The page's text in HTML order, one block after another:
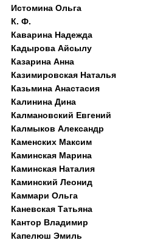
Истомина Ольга
К. Ф.
Каварина Надежда
Кадырова Айсылу
Казарина Анна
Казимировская Наталья
Казьмина Анастасия
Калинина Дина
Калмановский Евгений
Калмыков Александр
Каменских Максим
Каминская Марина
Каминская Наталия
Каминский Леонид
Каммари Ольга
Каневская Татьяна
Кантор Владимир
Капелюш Эмиль